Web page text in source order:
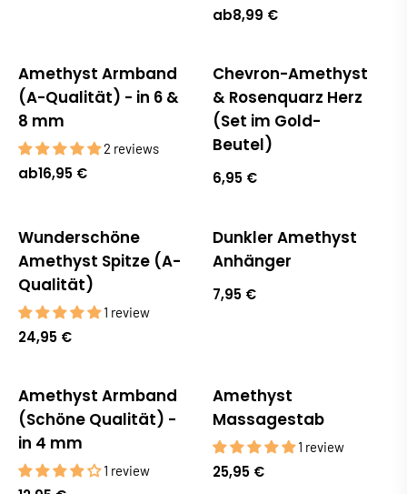
ab8,99 €
Amethyst Armband
(A-Qualität) - in 6 &
8 mm
2 reviews
ab16,95 €
Chevron-Amethyst
& Rosenquarz Herz
(Set im Gold-
Beutel)
6,95 €
Wunderschöne
Amethyst Spitze (A-
Qualität)
1 review
24,95 €
Dunkler Amethyst
Anhänger
7,95 €
Ausverkauft
Amethyst Armband
(Schöne Qualität) -
in 4 mm
1 review
Ausverkauft
Amethyst
Massagestab
1 review
25,95 €